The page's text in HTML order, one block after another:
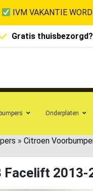
IVM VAKANTIE
Gratis thuisbezorgd?
Onderplaten
» Citroen
Facelift